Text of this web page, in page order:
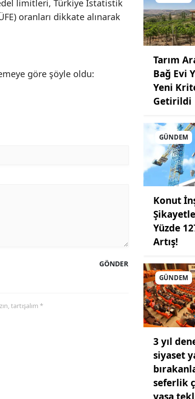
limitleri, Türkiye İstatistik
oranları dikkate alınarak
göre şöyle oldu:
GÖNDER
tartışalım *
Tarım
Bağ Evi
Yeni
Getirildi
GÜNDEM
Konut
Yüzde
Artış!
GÜNDEM
3 yıl
siyaset
seferlik